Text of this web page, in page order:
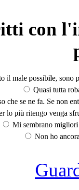
con
il male possibile, sono
Quasi tutta
che se ne fa. Se non
lo più ritengo venga
Mi sembrano
Non ho